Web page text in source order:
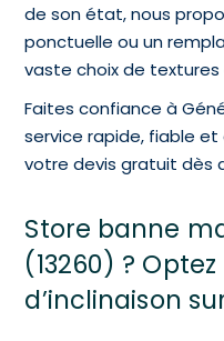
de son état, nous
ponctuelle ou un
vaste choix de textures
Faites confiance à
service rapide, fiable
votre devis gratuit dès
Store banne
(13260) ?
d’inclinaison